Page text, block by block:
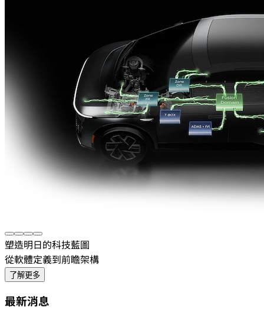
塑造明日的科技藍圖
從軟體定義到前瞻架構
了解更多
最新消息